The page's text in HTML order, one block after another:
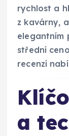
rychlost a
z kavárny,
elegantním
střední
recenzí
a